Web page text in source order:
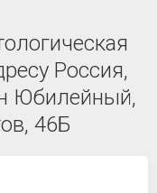
Россия,
Юбилейный,
46Б